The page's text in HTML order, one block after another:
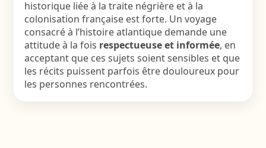
historique liée à la traite négrière et à la
colonisation française est forte. Un voyage
consacré à l’histoire atlantique demande une
attitude à la fois respectueuse et informée, en
acceptant que ces sujets soient sensibles et que
les récits puissent parfois être douloureux pour
les personnes rencontrées.